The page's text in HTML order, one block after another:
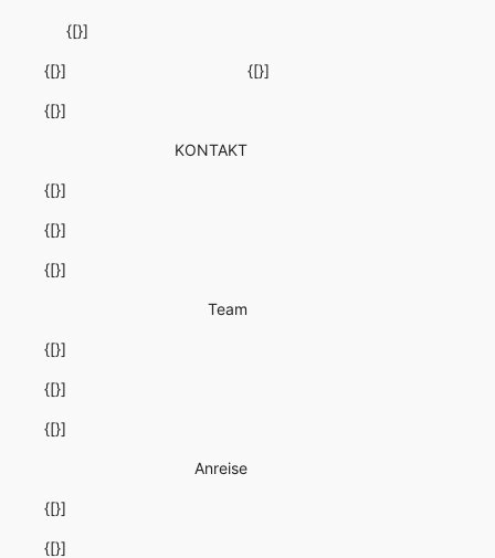
{[}]
{[}]
{[}]
KONTAKT
{[}]
{[}]
{[}]
Team
{[}]
{[}]
{[}]
Anreise
{[}]
{[}]
{[}]